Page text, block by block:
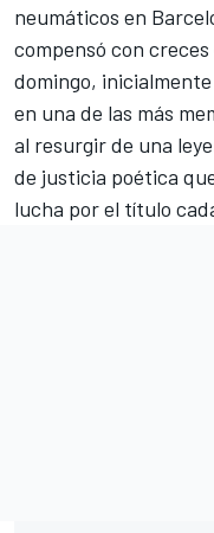
neumáticos en
compensó con
domingo,
en una de las más
al resurgir de una
de justicia poética
lucha por el título